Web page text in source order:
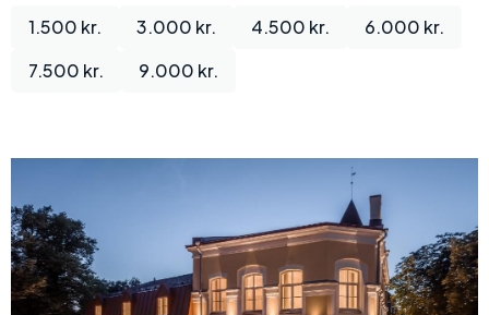
1.500 kr.
3.000 kr. 4.500 kr.
6.000 kr.
7.500 kr.
9.000 kr.